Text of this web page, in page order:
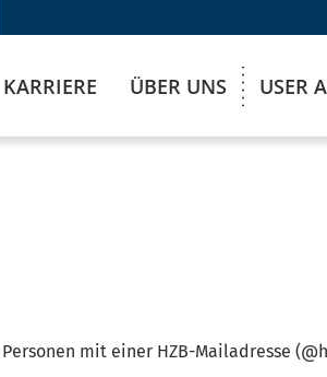
KARRIERE ÜBER UNS USER
mit einer HZB-Mailadresse